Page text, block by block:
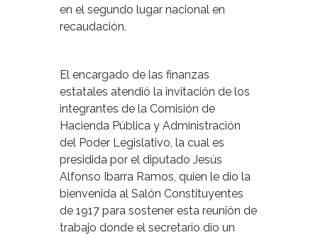
en el segundo lugar nacional en
recaudación.
El encargado de las finanzas
estatales atendió la invitación de los
integrantes de la Comisión de
Hacienda Pública y Administración
del Poder Legislativo, la cual es
presidida por el diputado Jesús
Alfonso Ibarra Ramos, quien le dio la
bienvenida al Salón Constituyentes
de 1917 para sostener esta reunión de
trabajo donde el secretario dio un